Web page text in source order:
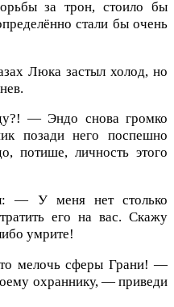
за трон, стоило бы
стали бы очень
Люка застыл холод, но
— Эндо снова громко
позади него поспешно
потише, личность этого
— У меня нет столько
его на вас. Скажу
умрите!
мелочь сферы Грани! —
охраннику, — приведи